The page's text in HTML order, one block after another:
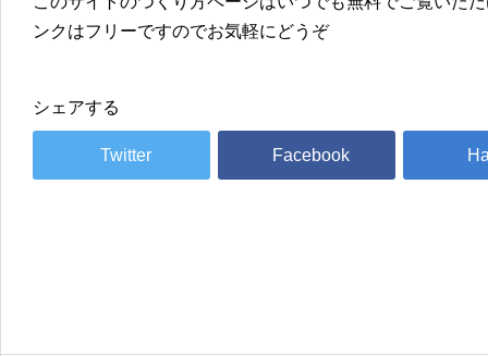
ンクはフリーですのでお気軽にどうぞ
シェアする